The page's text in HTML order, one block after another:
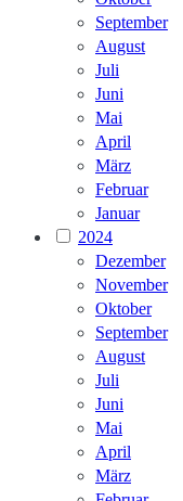
September
August
Juli
Juni
Mai
April
März
Februar
Januar
2024
Dezember
November
Oktober
September
August
Juli
Juni
Mai
April
März